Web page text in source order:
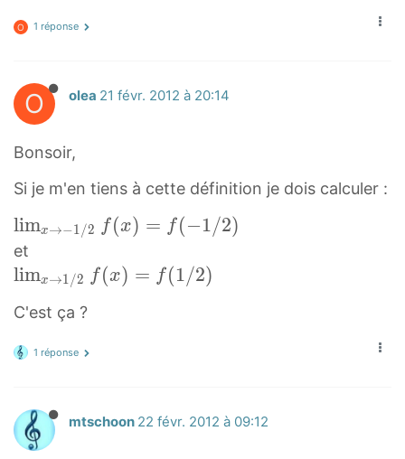
O 1 réponse
O olea 21 févr. 2012 à 20:14
Bonsoir,
Si je m'en tiens à cette définition je dois calculer :
l
i
m
x
→
−
/
2
limx→−1/2 f (x) = f(−1/2)
et
l
m
1
/
limx→1/2 f (x) = f(1/2)
C'est ça ?
1 réponse
mtschoon 22 févr. 2012 à 09:12